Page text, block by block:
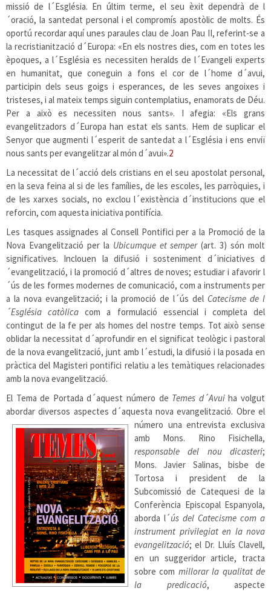
missió de l´Església. En últim terme, el seu èxit dependrà de l
´oració, la santedat personal i el compromís apostòlic de molts. És
oportú recordar aquí unes paraules clau de Joan Pau II, referint-se a
la recristianització d´Europa: «En els nostres dies, com en totes les
èpoques, a l´Església es necessiten heralds de l´Evangeli experts
en humanitat, que coneguin a fons el cor de l´home d´avui,
participin dels seus goigs i esperances, de les seves angoixes i
tristeses, i al mateix temps siguin contemplatius, enamorats de Déu.
Per a això es necessiten nous sants». I afegia: «Els grans
evangelitzadors d´Europa han estat els sants. Hem de suplicar el
Senyor que augmenti l´esperit de santedat a l´Església i ens enviï
nous sants per evangelitzar al món d´avui».2
La necessitat de l´acció dels cristians en el seu apostolat personal,
en la seva feina al si de les famílies, de les escoles, les parròquies, i
de les xarxes socials, no exclou l´existència d´institucions que el
reforcin, com aquesta iniciativa pontifícia.
Les tasques assignades al Consell Pontifici per a la Promoció de la
Nova Evangelització per la Ubicumque et semper(art. 3) són molt
significatives. Inclouen la difusió i sosteniment d´iniciatives d
´evangelització, i la promoció d´altres de noves; estudiar i afavorir l
´ús de les formes modernes de comunicació, com a instruments per
a la nova evangelització; i la promoció de l´ús del Catecisme de l
´Església catòlica com a formulació essencial i completa del
contingut de la fe per als homes del nostre temps. Tot això sense
oblidar la necessitat d´aprofundir en el significat teològic i pastoral
de la nova evangelització, junt amb l´estudi, la difusió i la posada en
pràctica del Magisteri pontifici relatiu a les temàtiques relacionades
amb la nova evangelització.
El Tema de Portada d´aquest número de Temes d´Avuiha volgut
abordar diversos aspectes d´aquesta novaevangelització. Obre el
número una entrevista exclusiva
amb Mons. Rino Fisichella,
responsable del nou dicasteri;
Mons. Javier Salinas, bisbe de
Tortosa i president de la
Subcomissió de Catequesi de la
Conferència Episcopal Espanyola,
aborda l´ús del Catecisme com a
instrument privilegiat en la nova
evangelització; el Dr. Lluís Clavell,
en un suggeridor article, tracta
sobre com millorar la qualitat de
la predicació, aspecte